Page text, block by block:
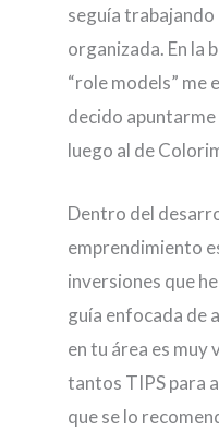
seguía trabajando
organizada. En la
“role models” me
decido
luego al de
Dentro del
emprendimiento
inversiones que
guía enfocada de
en tu área es muy
tantos TIPS para
que se lo